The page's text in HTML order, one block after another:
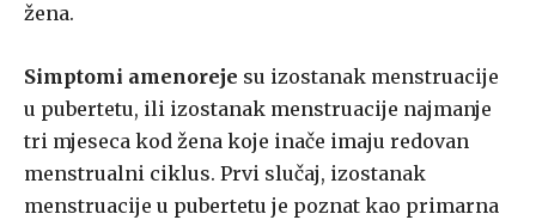
žena.
Simptomi amenoreje su izostanak menstruacije
u pubertetu, ili izostanak menstruacije najmanje
tri mjeseca kod žena koje inače imaju redovan
menstrualni ciklus. Prvi slučaj, izostanak
menstruacije u pubertetu je poznat kao primarna